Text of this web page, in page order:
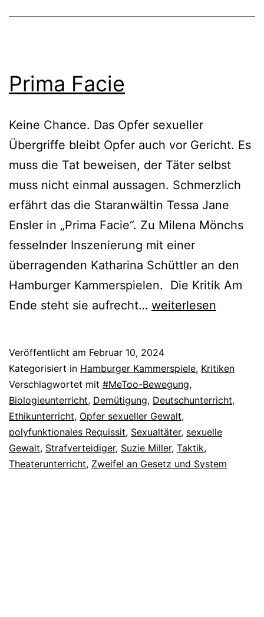
Prima Facie
Keine Chance. Das Opfer sexueller
Übergriffe bleibt Opfer auch vor Gericht. Es
muss die Tat beweisen, der Täter selbst
muss nicht einmal aussagen. Schmerzlich
erfährt das die Staranwältin Tessa Jane
Ensler in „Prima Facie“. Zu Milena Mönchs
fesselnder Inszenierung mit einer
überragenden Katharina Schüttler an den
Hamburger Kammerspielen. Die Kritik Am
Ende steht sie aufrecht… Prima
weiterlesen
Veröffentlicht am Februar 10, 2024
Kategorisiert in Hamburger Kammerspiele, Kritiken
Verschlagwortet mit #MeToo-Bewegung,
Biologieunterricht, Demütigung, Deutschunterricht,
Ethikunterricht, Opfer sexueller Gewalt,
polyfunktionales Requissit, Sexualtäter, sexuelle
Gewalt, Strafverteidiger, Suzie Miller, Taktik,
Theaterunterricht, Zweifel an Gesetz und System